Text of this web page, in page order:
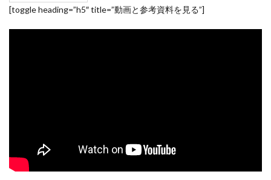
[toggle heading=”h5″ title=”動画と参考資料を見る”]